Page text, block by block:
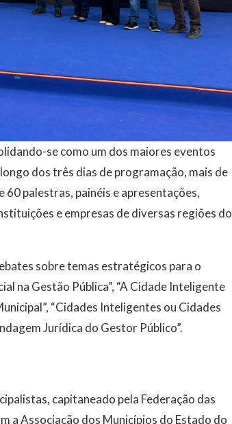
se como um dos maiores eventos
dos três dias de programação, mais de
palestras, painéis e apresentações,
e empresas de diversas regiões do
sobre temas estratégicos para o
na Gestão Pública”, “A Cidade Inteligente
“Cidades Inteligentes ou Cidades
Jurídica do Gestor Público”.
capitaneado pela Federação das
a Associação dos Municípios do Estado do